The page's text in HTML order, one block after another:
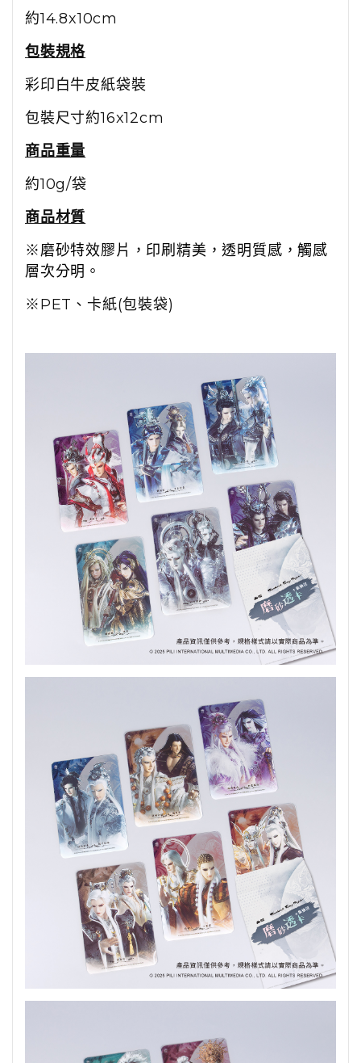
約14.8x10cm
包裝規格
彩印白牛皮紙袋裝
包裝尺寸約16x12cm
商品重量
約10g/袋
商品材質
※磨砂特效膠片，印刷精美，透明質感，觸感
層次分明。
※PET、卡紙(包裝袋)